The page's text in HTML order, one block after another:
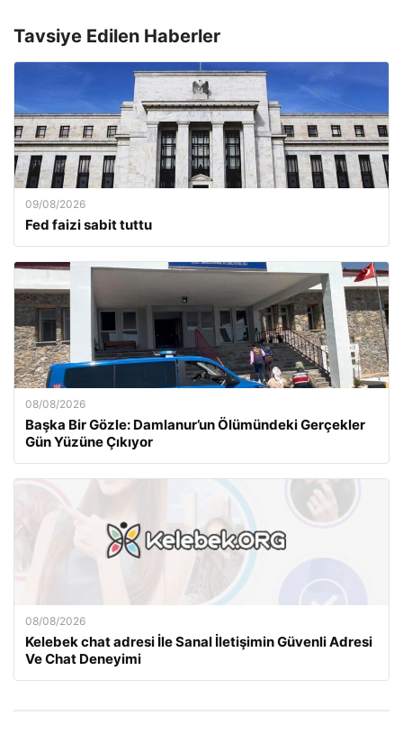
Tavsiye Edilen Haberler
09/08/2026
Fed faizi sabit tuttu
08/08/2026
Başka Bir Gözle: Damlanur’un Ölümündeki Gerçekler
Gün Yüzüne Çıkıyor
08/08/2026
Kelebek chat adresi İle Sanal İletişimin Güvenli Adresi
Ve Chat Deneyimi